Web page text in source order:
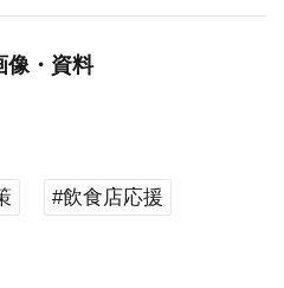
像・資料
#飲食店応援